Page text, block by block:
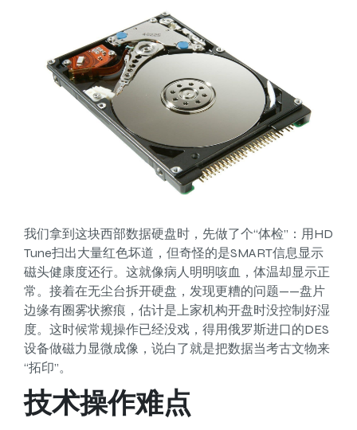
我们拿到这块西部数据硬盘时，先做了个“体检”：用HD
Tune扫出大量红色坏道，但奇怪的是SMART信息显示
磁头健康度还行。这就像病人明明咳血，体温却显示正
常。接着在无尘台拆开硬盘，发现更糟的问题——盘片
边缘有圈雾状擦痕，估计是上家机构开盘时没控制好湿
度。这时候常规操作已经没戏，得用俄罗斯进口的DES
设备做磁力显微成像，说白了就是把数据当考古文物来
“拓印”。
技术操作难点